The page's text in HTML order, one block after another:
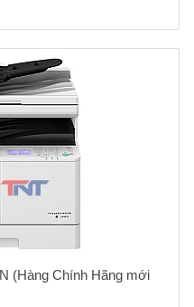
(Hàng Chính Hãng mới